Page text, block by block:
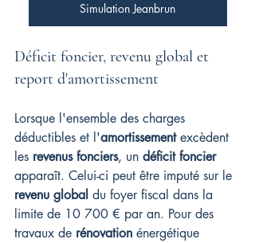
Simulation Jeanbrun
Déficit foncier, revenu global et
report d'amortissement
Lorsque l'ensemble des charges
déductibles et l'amortissement excèdent
les revenus fonciers, un déficit foncier
apparaît. Celui-ci peut être imputé sur le
revenu global du foyer fiscal dans la
limite de 10 700 € par an. Pour des
travaux de rénovation énergétique